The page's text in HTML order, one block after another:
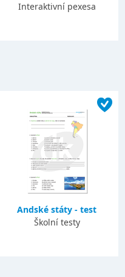
Interaktivní pexesa
Andské státy - test
Školní testy